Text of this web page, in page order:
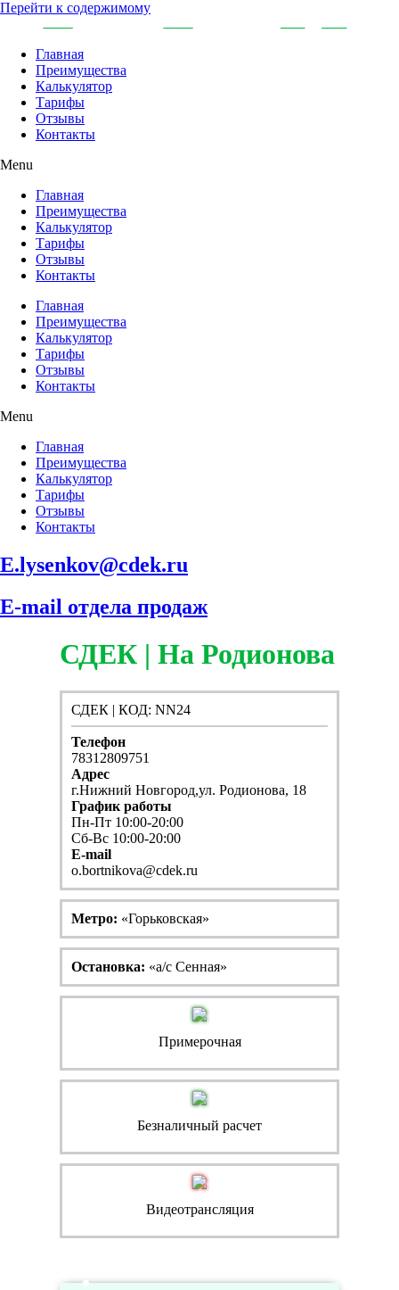
Перейти к содержимому
Главная
Преимущества
Калькулятор
Тарифы
Отзывы
Контакты
Menu
Главная
Преимущества
Калькулятор
Тарифы
Отзывы
Контакты
Главная
Преимущества
Калькулятор
Тарифы
Отзывы
Контакты
Menu
Главная
Преимущества
Калькулятор
Тарифы
Отзывы
Контакты
E.lysenkov@cdek.ru
E-mail отдела продаж
СДЕК | На Родионова
СДЕК | КОД: NN24
Телефон
78312809751
Адрес
г.Нижний Новгород,ул. Родионова, 18
График работы
Пн-Пт 10:00-20:00
Сб-Вс 10:00-20:00
E-mail
o.bortnikova@cdek.ru
Метро: «Горьковская»
Остановка: «а/с Сенная»
Примерочная
Безналичный расчет
Видеотрансляция